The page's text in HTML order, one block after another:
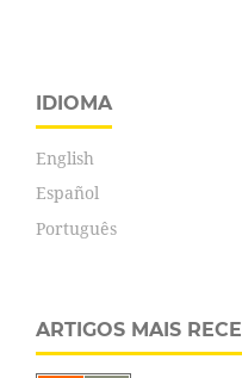
IDIOMA
English
Español
Português
ARTIGOS MAIS